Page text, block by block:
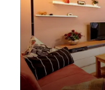
dem